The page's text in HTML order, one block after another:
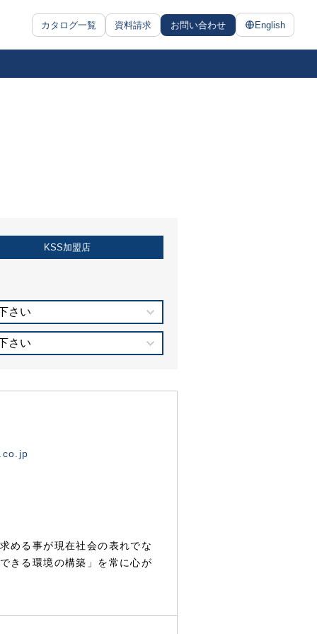
カタログ一覧 資料請求 お問い合わせ English
KSS加盟店
さい
さい
める事が現在社会の表れでな
きる環境の構築」を常に心が